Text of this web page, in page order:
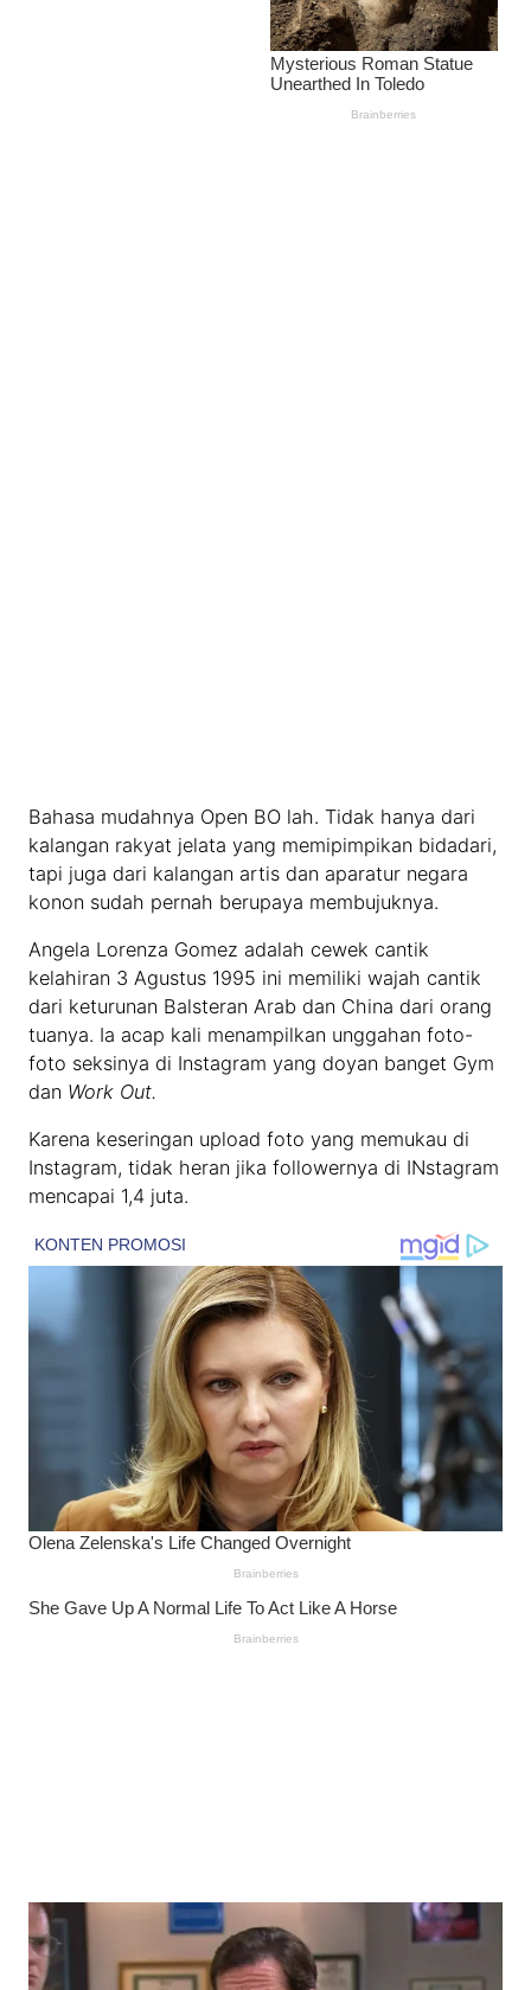
Bahasa mudahnya Open BO lah. Tidak hanya dari
kalangan rakyat jelata yang memipimpikan bidadari,
tapi juga dari kalangan artis dan aparatur negara
konon sudah pernah berupaya membujuknya.
Angela Lorenza Gomez adalah cewek cantik
kelahiran 3 Agustus 1995 ini memiliki wajah cantik
dari keturunan Balsteran Arab dan China dari orang
tuanya. Ia acap kali menampilkan unggahan foto-
foto seksinya di Instagram yang doyan banget Gym
dan Work Out.
Karena keseringan upload foto yang memukau di
Instagram, tidak heran jika followernya di INstagram
mencapai 1,4 juta.